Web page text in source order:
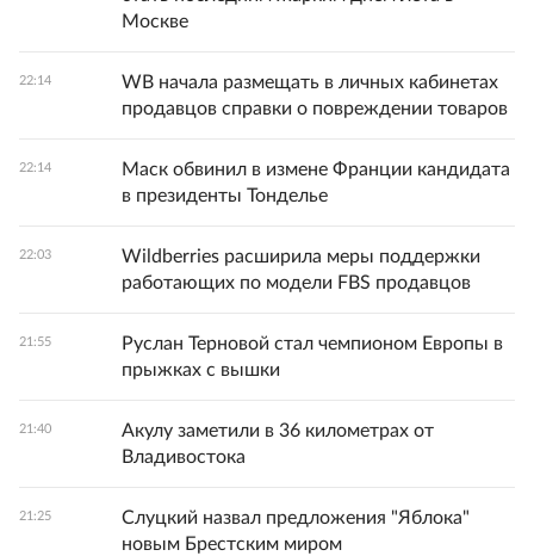
Москве
22:14
WB начала размещать в личных кабинетах
продавцов справки о повреждении товаров
22:14
Маск обвинил в измене Франции кандидата
в президенты Тонделье
22:03
Wildberries расширила меры поддержки
работающих по модели FBS продавцов
21:55
Руслан Терновой стал чемпионом Европы в
прыжках с вышки
21:40
Акулу заметили в 36 километрах от
Владивостока
21:25
Слуцкий назвал предложения "Яблока"
новым Брестским миром